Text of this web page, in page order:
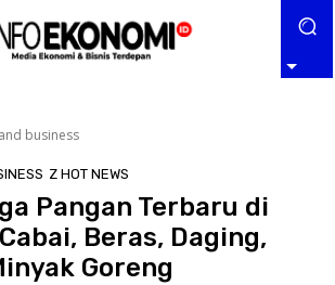
business
Z HOT NEWS
Pangan Terbaru di
Beras, Daging,
Goreng